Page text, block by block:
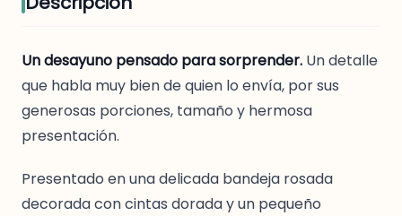
Un desayuno pensado para sorprender. Un detalle
que habla muy bien de quien lo envía, por sus
generosas porciones, tamaño y hermosa
presentación.
Presentado en una delicada bandeja rosada
decorada con cintas dorada y un pequeño